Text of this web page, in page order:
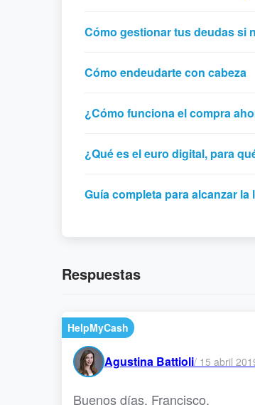
Cómo gestionar tus deudas si
Cómo endeudarte con cabeza
¿Cómo funciona el compra
¿Qué es el euro digital, para
Guía completa para alcanzar
Respuestas
HelpMyCash
Agustina Battioli/ 15 abril
Buenos días, Francisco.